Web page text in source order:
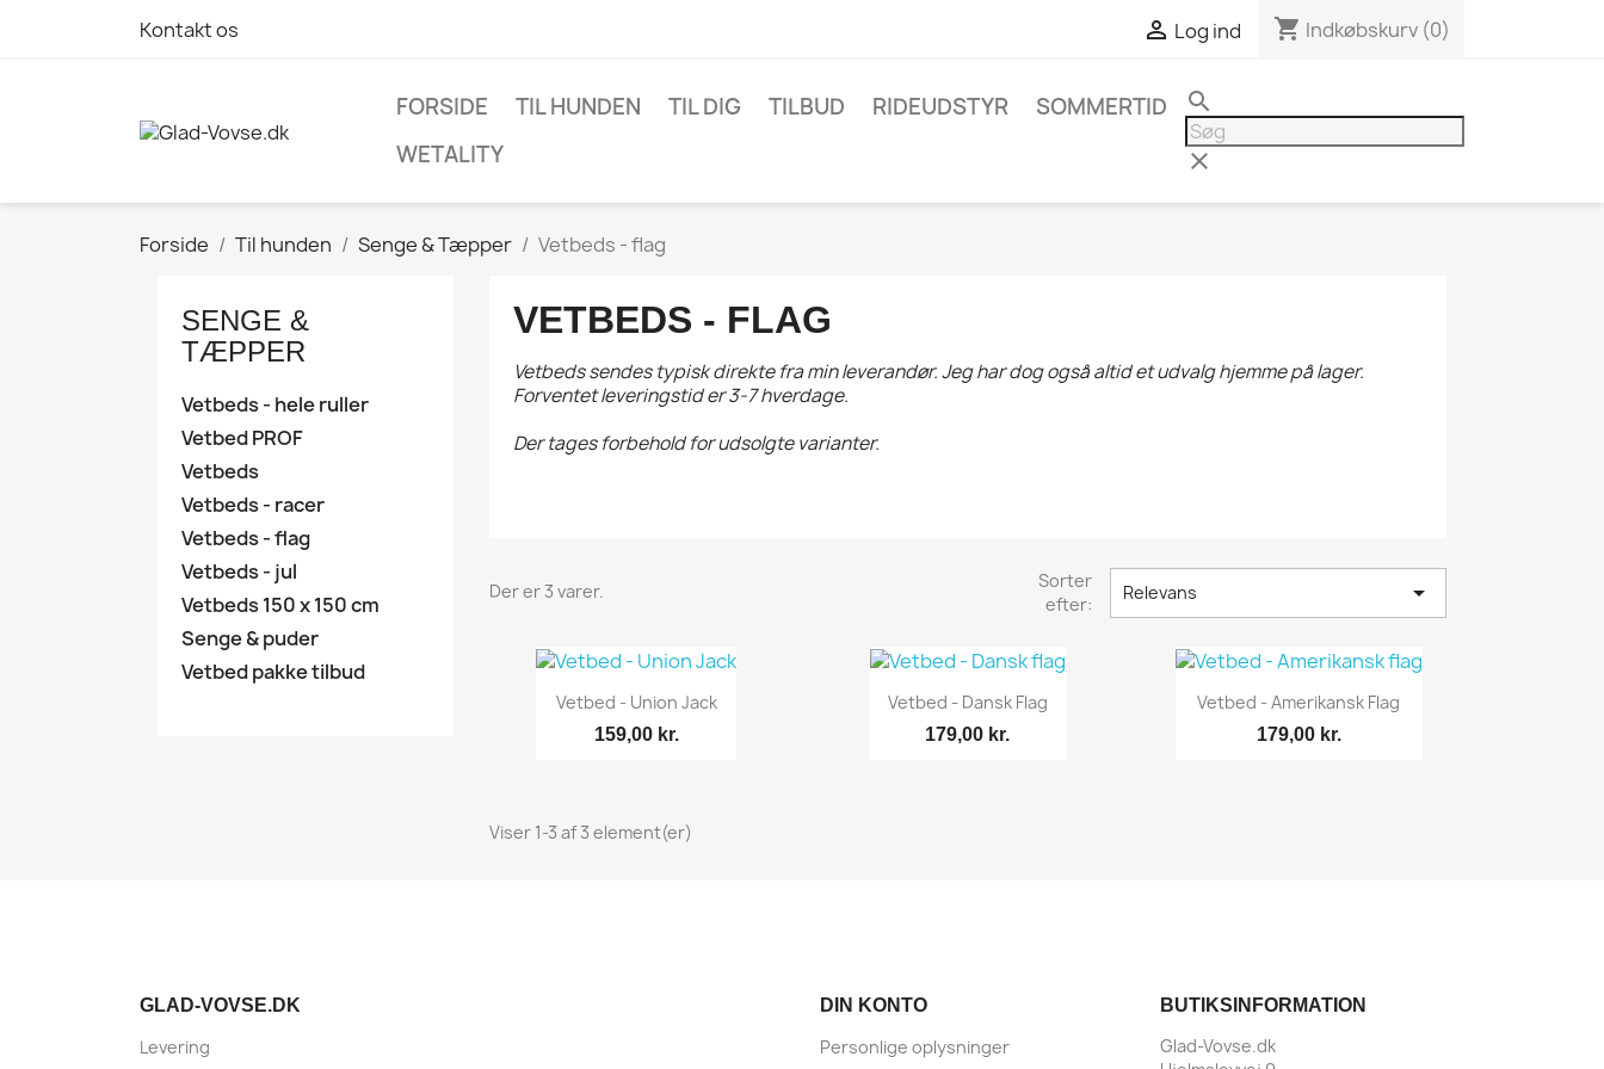
Kontakt os  Log ind shopping_cart Indkøbskurv (0)
FORSIDE TIL HUNDEN TIL DIG TILBUD RIDEUDSTYR
SOMMERTID
WETALITY
search
clear
Forside Til hunden Senge & Tæpper Vetbeds - flag
SENGE &
TÆPPER
Vetbeds - hele ruller
Vetbed PROF
Vetbeds
Vetbeds - racer
Vetbeds - flag
Vetbeds - jul
Vetbeds 150 x 150 cm
Senge & puder
Vetbed pakke tilbud
VETBEDS - FLAG
Vetbeds sendes typisk direkte fra min leverandør. Jeg har dog også altid et udvalg hjemme på lager.
Forventet leveringstid er 3-7 hverdage.
Der tages forbehold for udsolgte varianter.
Der er 3 varer.
Sorter
efter:
Relevans 
Vetbed - Union Jack
159,00 kr.
Vetbed - Dansk Flag
179,00 kr.
Vetbed - Amerikansk Flag
179,00 kr.
Viser 1-3 af 3 element(er)
GLAD-VOVSE.DK
Levering
DIN KONTO
Personlige oplysninger
BUTIKSINFORMATION
Glad-Vovse.dk